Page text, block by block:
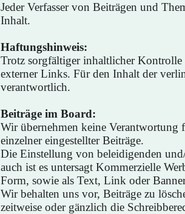
Jeder Verfasser von Beiträgen und
Inhalt.
Haftungshinweis:
Trotz sorgfältiger inhaltlicher
externer Links. Für den Inhalt der
verantwortlich.
Beiträge im Board:
Wir übernehmen keine
einzelner eingestellter Beiträge.
Die Einstellung von beleidigenden
auch ist es untersagt Kommerzielle
Form, sowie als Text, Link oder
Wir behalten uns vor, Beiträge zu
zeitweise oder gänzlich die